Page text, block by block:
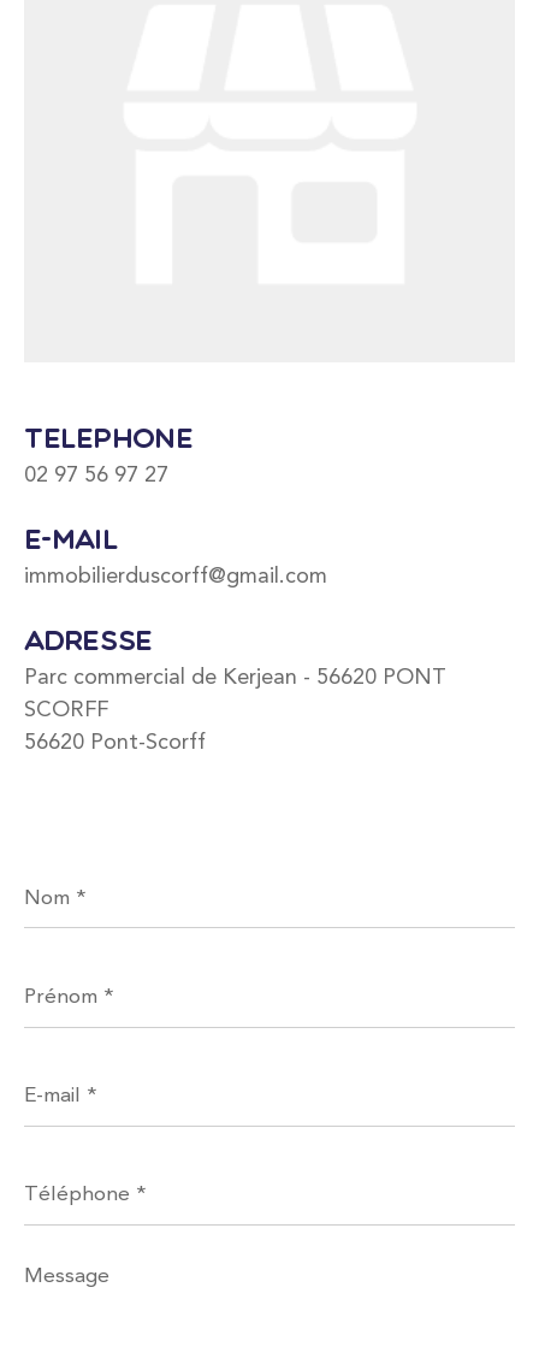
Téléphone
02 97 56 97 27
E-mail
immobilierduscorff@gmail.com
Adresse
Parc commercial de Kerjean - 56620 PONT
SCORFF
56620 Pont-Scorff
*
*
mail
*
*
Message
*